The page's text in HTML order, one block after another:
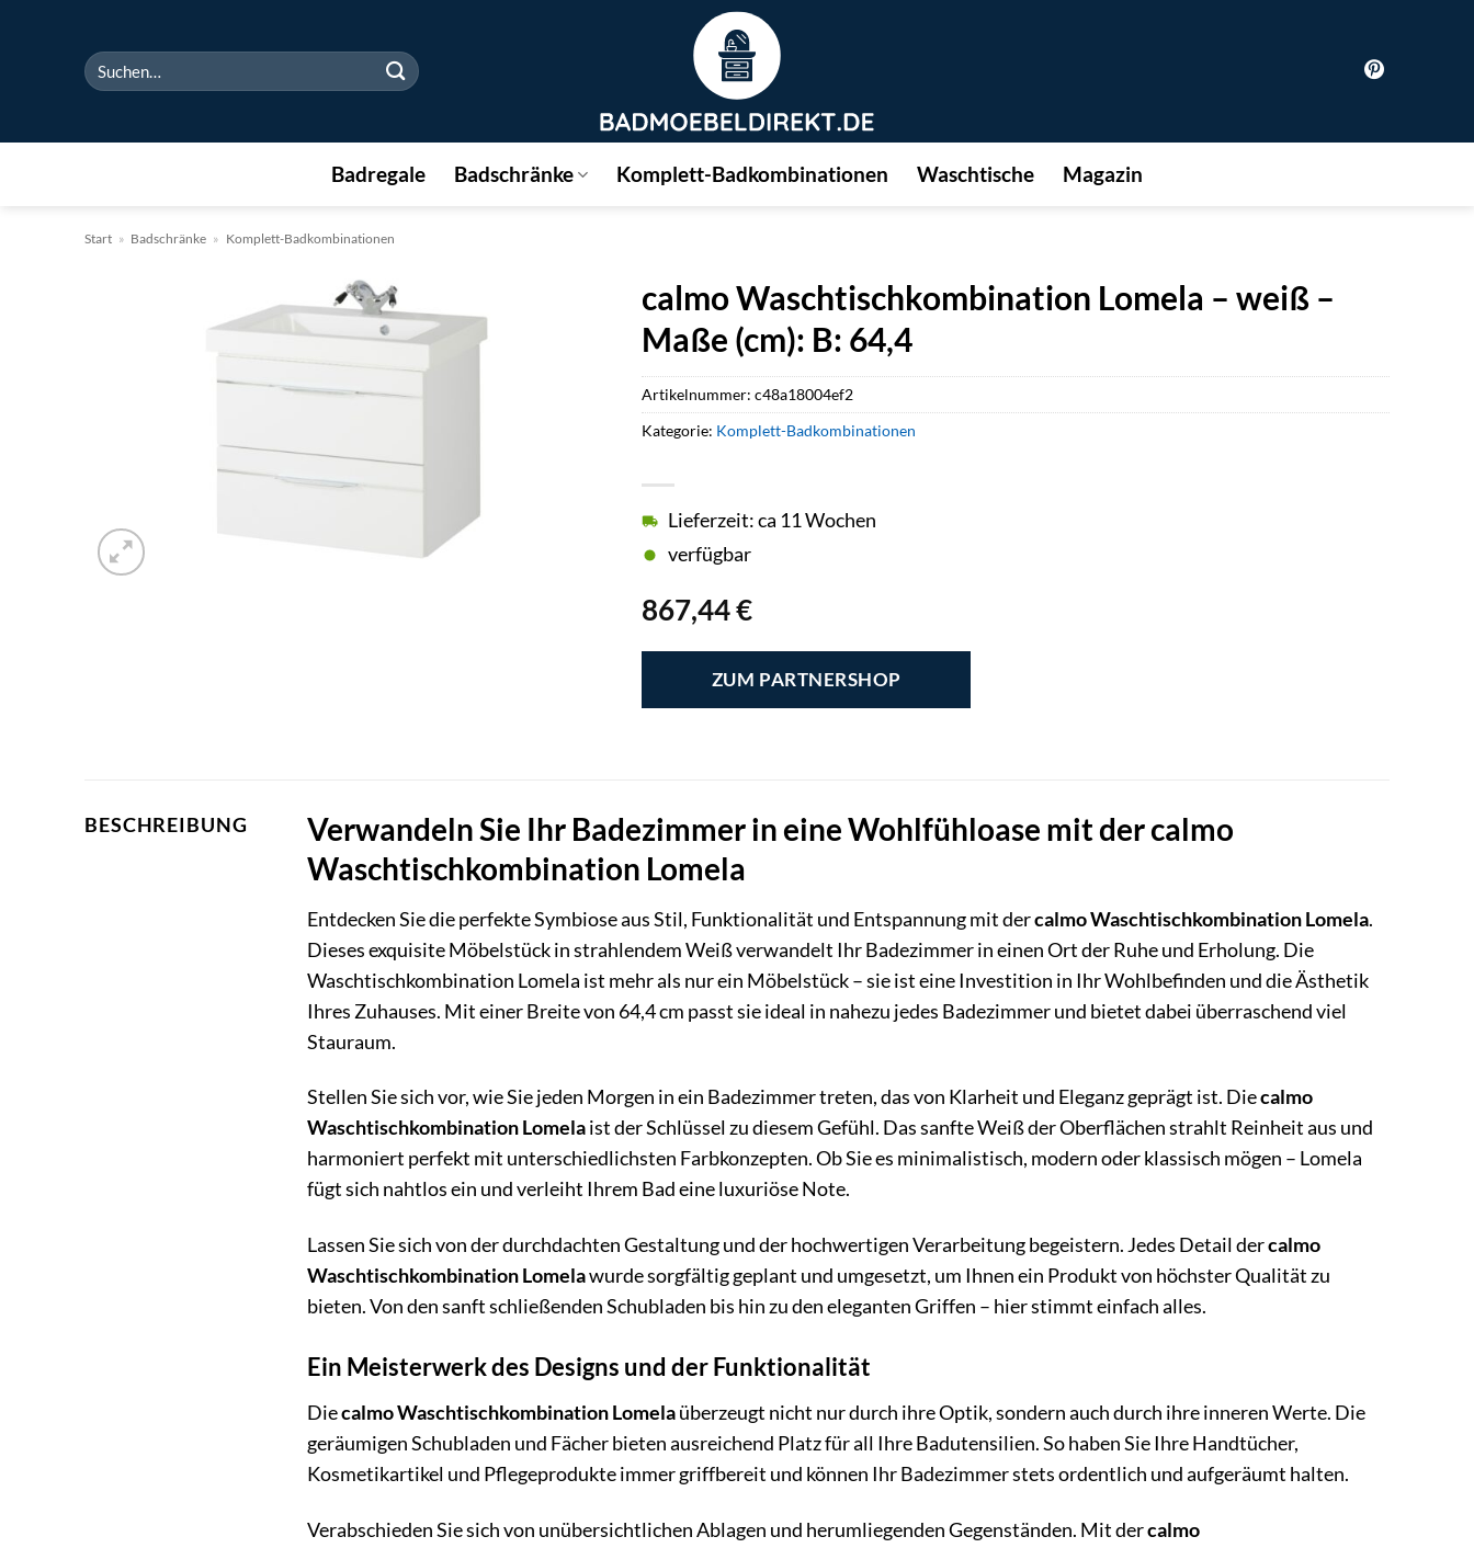
Suchen
nach:
Badregale Badschränke Komplett-Badkombinationen Waschtische Magazin
Start » Badschränke » Komplett-Badkombinationen
calmo Waschtischkombination Lomela – weiß –
Maße (cm): B: 64,4
867,44€
Lieferzeit: ca 11 Wochen
verfügbar
ZUM PARTNERSHOP
Artikelnummer:c48a18004ef2
Kategorie: Komplett-Badkombinationen
BESCHREIBUNG
Verwandeln Sie Ihr Badezimmer in eine Wohlfühloase mit der calmo
Waschtischkombination Lomela
Entdecken Sie die perfekte Symbiose aus Stil, Funktionalität und Entspannung mit dercalmo Waschtischkombination Lomela.
Dieses exquisite Möbelstück in strahlendem Weiß verwandelt Ihr Badezimmer in einen Ort der Ruhe und Erholung. Die
Waschtischkombination Lomela ist mehr als nur ein Möbelstück – sie ist eine Investition in Ihr Wohlbefinden und die Ästhetik
Ihres Zuhauses. Mit einer Breite von 64,4 cm passt sie ideal in nahezu jedes Badezimmer und bietet dabei überraschend viel
Stauraum.
Stellen Sie sich vor, wie Sie jeden Morgen in ein Badezimmer treten, das von Klarheit und Eleganz geprägt ist. Diecalmo
Waschtischkombination Lomelaist der Schlüssel zu diesem Gefühl. Das sanfte Weiß der Oberflächen strahlt Reinheit aus und
harmoniert perfekt mit unterschiedlichsten Farbkonzepten. Ob Sie es minimalistisch, modern oder klassisch mögen – Lomela
fügt sich nahtlos ein und verleiht Ihrem Bad eine luxuriöse Note.
Lassen Sie sich von der durchdachten Gestaltung und der hochwertigen Verarbeitung begeistern. Jedes Detail dercalmo
Waschtischkombination Lomelawurde sorgfältig geplant und umgesetzt, um Ihnen ein Produkt von höchster Qualität zu
bieten. Von den sanft schließenden Schubladen bis hin zu den eleganten Griffen – hier stimmt einfach alles.
Ein Meisterwerk des Designs und der Funktionalität
Diecalmo Waschtischkombination Lomelaüberzeugt nicht nur durch ihre Optik, sondern auch durch ihre inneren Werte. Die
geräumigen Schubladen und Fächer bieten ausreichend Platz für all Ihre Badutensilien. So haben Sie Ihre Handtücher,
Kosmetikartikel und Pflegeprodukte immer griffbereit und können Ihr Badezimmer stets ordentlich und aufgeräumt halten.
Verabschieden Sie sich von unübersichtlichen Ablagen und herumliegenden Gegenständen. Mit dercalmo